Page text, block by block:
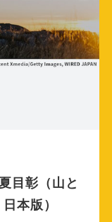
目彰（山と
本版）